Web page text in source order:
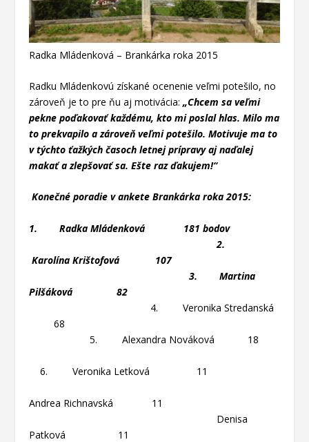
Radka Mládenková – Brankárka roka 2015
Radku Mládenkovú získané ocenenie veľmi potešilo, no
zároveň je to pre ňu aj motivácia: „Chcem sa veľmi
pekne poďakovať každému, kto mi poslal hlas. Milo ma
to prekvapilo a zároveň veľmi potešilo. Motivuje ma to
v týchto ťažkých časoch letnej prípravy aj naďalej
makať a zlepšovať sa. Ešte raz ďakujem!“
Konečné poradie v ankete Brankárka roka 2015:
1. Radka Mládenková 181 bodov
2.
Karolína Krištofová 107
3. Martina
Pilšáková 82
4. Veronika Stredanská
68
5. Alexandra Nováková 18
6. Veronika Letková 11
Andrea Richnavská 11
Denisa
Patková 11